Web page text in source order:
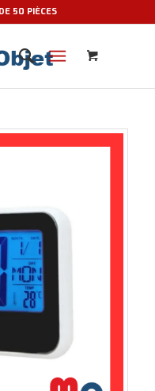
50 PIÈCES